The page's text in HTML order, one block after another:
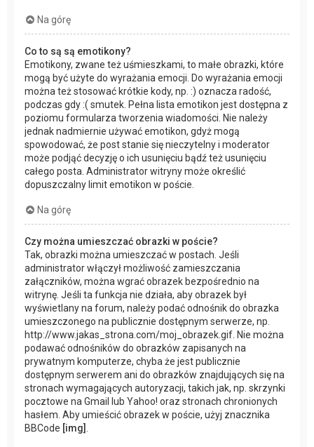
Na górę
Co to są są emotikony?
Emotikony, zwane też uśmieszkami, to małe obrazki, które
mogą być użyte do wyrażania emocji. Do wyrażania emocji
można też stosować krótkie kody, np. :) oznacza radość,
podczas gdy :( smutek. Pełna lista emotikon jest dostępna z
poziomu formularza tworzenia wiadomości. Nie należy
jednak nadmiernie używać emotikon, gdyż mogą
spowodować, że post stanie się nieczytelny i moderator
może podjąć decyzję o ich usunięciu bądź też usunięciu
całego posta. Administrator witryny może określić
dopuszczalny limit emotikon w poście.
Na górę
Czy można umieszczać obrazki w poście?
Tak, obrazki można umieszczać w postach. Jeśli
administrator włączył możliwość zamieszczania
załączników, można wgrać obrazek bezpośrednio na
witrynę. Jeśli ta funkcja nie działa, aby obrazek był
wyświetlany na forum, należy podać odnośnik do obrazka
umieszczonego na publicznie dostępnym serwerze, np.
http://www.jakas_strona.com/moj_obrazek.gif. Nie można
podawać odnośników do obrazków zapisanych na
prywatnym komputerze, chyba że jest publicznie
dostępnym serwerem ani do obrazków znajdujących się na
stronach wymagających autoryzacji, takich jak, np. skrzynki
pocztowe na Gmail lub Yahoo! oraz stronach chronionych
hasłem. Aby umieścić obrazek w poście, użyj znacznika
BBCode [img] .